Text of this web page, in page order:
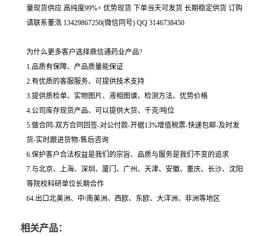
量现货供应 高纯度99%+ 优势现货 下单当天可发货 长期稳定供货 订购
请联系董浩 13429867250(微信同号) QQ 3146738450
为什么更多客户选择鼎信通药业产品?
1.品质有保障、产品质量能保证
2.有优质的客服服务、可提供技术支持
3.提供质检单、实物图片、液相图谱、检测方法、优势价格
4.公司库存现货产品、可以提供大货、千克/吨位
5.做合同-双方合同回签-对公付款-开据13%增值税票-快递包邮-及时发
货-实时跟进货物-售后咨询
6.保护客户合法权益是我们的宗旨、品质与服务是我们不变的追求
7.与北京、上海、深圳、厦门、广州、天津、安徽、重庆、长沙、沈阳
等院校科研单位长期合作
64.出口北美洲、中/南美洲、西欧、东欧、大洋洲、非洲等地区
相关产品：